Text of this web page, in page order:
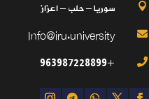
 سوريا – حلب – اعزاز

Info@iru.university

+963987228899